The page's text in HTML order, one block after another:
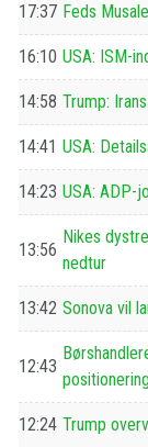
17:37 Feds
16:10 USA: ISM-
14:58 Trump:
14:41 USA:
14:23 USA: ADP-
13:56
Nikes
nedtur
13:42 Sonova vil
12:43
12:24 Trump